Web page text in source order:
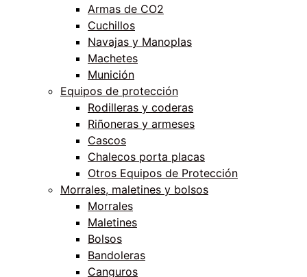
Armas de CO2
Cuchillos
Navajas y Manoplas
Machetes
Munición
Equipos de protección
Rodilleras y coderas
Riñoneras y armeses
Cascos
Chalecos porta placas
Otros Equipos de Protección
Morrales, maletines y bolsos
Morrales
Maletines
Bolsos
Bandoleras
Canguros